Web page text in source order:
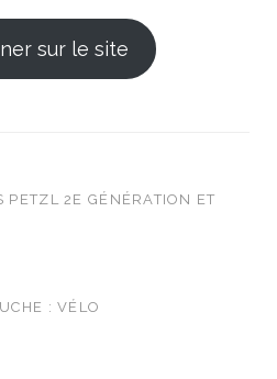
sur le site
PETZL 2E GÉNÉRATION ET
: VÉLO